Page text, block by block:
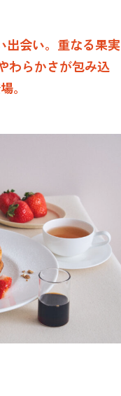
出会い。重なる果実
わらかさが包み込
。